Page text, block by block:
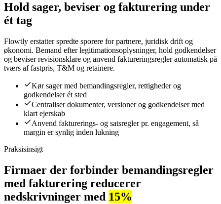
Hold sager, beviser og fakturering under
ét tag
Flowtly erstatter spredte sporere for partnere, juridisk drift og
økonomi. Bemand efter legitimationsoplysninger, hold godkendelser
og beviser revisionsklare og anvend faktureringsregler automatisk på
tværs af fastpris, T&M og retainere.
Kør sager med bemandingsregler, rettigheder og
godkendelser ét sted
Centraliser dokumenter, versioner og godkendelser med
klart ejerskab
Anvend fakturerings- og satsregler pr. engagement, så
margin er synlig inden lukning
Praksisinsigt
Firmaer der forbinder bemandingsregler
med fakturering reducerer
nedskrivninger med 15%